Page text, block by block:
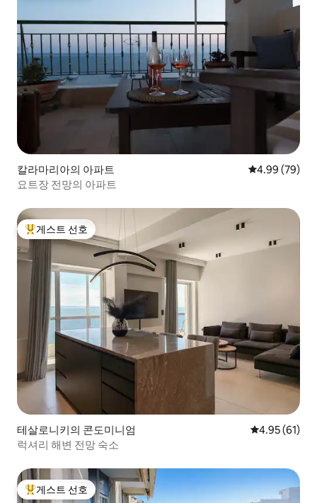
칼라마리아의 아파트 평점 4.99점(5
4.99 (79)
요트장 전망의 아파트
상위 게스트 선호
게스트 선호
테살로니키의 콘도미니엄 평점 4.95점
4.95 (61)
럭셔리 해변 전망 숙소
상위 게스트 선호
게스트 선호